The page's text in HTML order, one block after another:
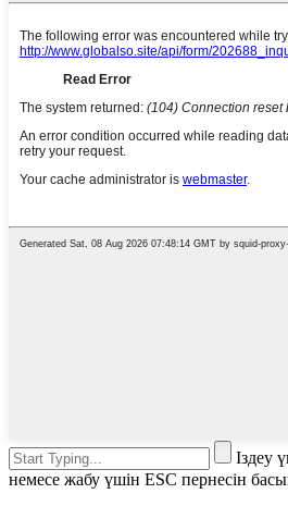
Іздеу
немесе жабу үшін ESC пернесін